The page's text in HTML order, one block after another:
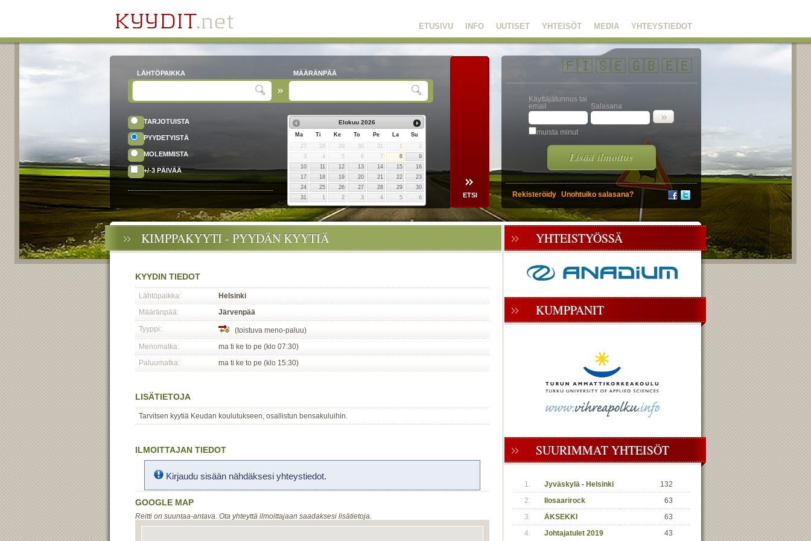
YHTEYSTIEDOT
MEDIA
YHTEISÖT
UUTISET
INFO
ETUSIVU
LÄHTÖPAIKKA MÄÄRÄNPÄÄ
TARJOTUISTA
PYYDETYISTÄ
MOLEMMISTA
+/-3 PÄIVÄÄ
Elokuu 2026
Ma Ti Ke To Pe La
Su
27
28 29 30 31
2
3
4 5 6 7 8
9
10
11 12 13 14 15
16
17
18 19 20 21 22
23
24
25 26 27 28 29
30
31
1 2 3 4 5 6
🇫🇮🇸🇪🇬🇧🇪🇪
Käyttäjätunnus tai
email
Salasana
muista minut
Lisää ilmoitus
Rekisteröidy Unohtuiko salasana?
KIMPPAKYYTI - PYYDÄN KYYTIÄ
KYYDIN TIEDOT
Lähtöpaikka:
Helsinki
Määränpää:
Järvenpää
Tyyppi:
(toistuva meno-paluu)
Menomatka:
ma ti ke to pe (klo 07:30)
Paluumatka:
ma ti ke to pe (klo 15:30)
LISÄTIETOJA
Tarvitsen kyytiä Keudan koulutukseen, osallistun bensakuluihin.
ILMOITTAJAN TIEDOT
Kirjaudu sisään nähdäksesi yhteystiedot.
GOOGLE MAP
Reitti on suuntaa-antava. Ota yhteyttä ilmoittajaan saadaksesi lisätietoja.
YHTEISTYÖSSÄ
KUMPPANIT
SUURIMMAT YHTEISÖT
1. Jyväskylä - Helsinki
132
2.
Ilosaarirock
63
3.
ÄKSEKKI
63
4.
Johtajatulet 2019
43